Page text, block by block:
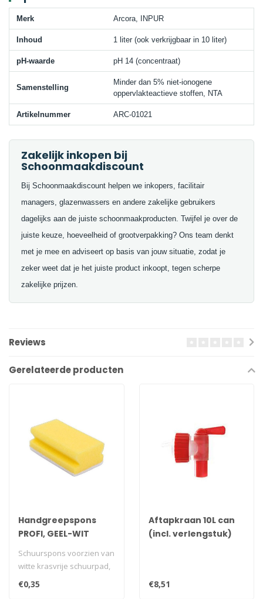
Merk Arcora, INPUR
Inhoud 1 liter (ook verkrijgbaar in 10 liter)
pH-waarde pH 14 (concentraat)
Samenstelling
Minder dan 5% niet-ionogene
oppervlakteactieve stoffen, NTA
Artikelnummer ARC-01021
Zakelijk inkopen bij
Schoonmaakdiscount
Bij Schoonmaakdiscount helpen we inkopers, facilitair
managers, glazenwassers en andere zakelijke gebruikers
dagelijks aan de juiste schoonmaakproducten. Twijfel je over de
juiste keuze, hoeveelheid of grootverpakking? Ons team denkt
met je mee en adviseert op basis van jouw situatie, zodat je
zeker weet dat je het juiste product inkoopt, tegen scherpe
zakelijke prijzen.
Reviews
Gerelateerde producten
Handgreepspons
PROFI, GEEL-WIT
Schuurspons voorzien van
witte krasvrije schuurpad,
en praktische handgreep..
€0,35
Aftapkraan 10L can
(incl. verlengstuk)
€8,51